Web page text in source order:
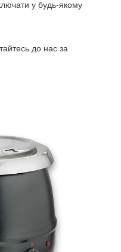
у будь-якому
до нас за